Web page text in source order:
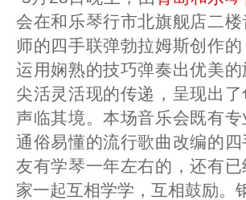
会在和乐琴行市北旗舰店二
师的四手联弹勃拉姆斯创作
运用娴熟的技巧弹奏出优美
尖活灵活现的传递，呈现出
声临其境。本场音乐会既有
通俗易懂的流行歌曲改编的
友有学琴一年左右的，还有
家一起互相学学，互相鼓励。